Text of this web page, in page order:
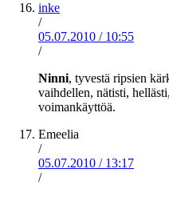
inke
/
05.07.2010 / 10:55
/
Ninni, tyvestä ripsien
vaihdellen, nätisti,
voimankäyttöä.
Emeelia
/
05.07.2010 / 13:17
/